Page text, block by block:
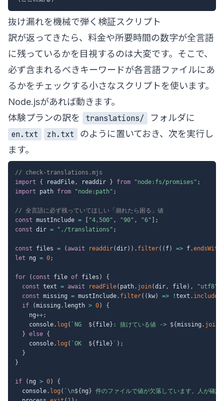
抜け漏れを機械で弾く検証スクリプト
訳が返ってきたら、料金や所要時間の数字が全言語
に残っているかを目視するのは大変です。そこで、
必ず含まれるべきキーワードが各言語ファイルにあ
るかをチェックする小さなスクリプトを使います。
Node.jsがあれば動きます。
体験プランの訳を
translations/
フォルダに
en.txt
zh.txt
のように置いておき、次を実行し
ます。
// check-translations.mjs
import
{ readFile, readdir } from "node:fs/promises" ;
import path from "node:path" ;
// 全言語に必ず残っていてほしい「崩れたら困る」値
const mustInclude = "4,500" , "90" , "6"
;
const dir = "./translations" ;
const files = ( await readdir(dir) ) . filter( ( f) => f.endsWith
let ng = 0;
for ( const file of files )
{
const text = await readFile( path. join(dir, file) , "utf8"
const missing = mustInclude. filter( ( kw) => !text . includes
if
(missing . length > 0)
{
    ng
++;
    console
. log ( ` NG ${ file} : 抜けている値 -> ${missing . join
} else {
    console
. log ( ` OK ${ file} ` ) ;
}
}
if ( ng > 0)
{
  console
. log ( ` \n${ ng } 件のファイルで値が欠落しています。人が確認